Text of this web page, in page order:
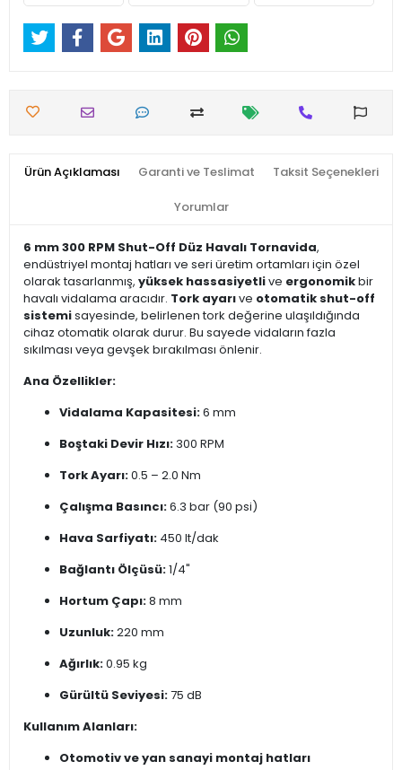
Ürün Açıklaması Garanti ve Teslimat Taksit Seçenekleri
Yorumlar
6 mm 300 RPM Shut-Off Düz Havalı Tornavida,
endüstriyel montaj hatları ve seri üretim ortamları için özel
olarak tasarlanmış, yüksek hassasiyetlive ergonomikbir
havalı vidalama aracıdır. Tork ayarıve otomatik shut-off
sistemisayesinde, belirlenen tork değerine ulaşıldığında
cihaz otomatik olarak durur. Bu sayede vidaların fazla
sıkılması veya gevşek bırakılması önlenir.
Ana Özellikler:
Vidalama Kapasitesi:6 mm
Boştaki Devir Hızı:300 RPM
Tork Ayarı:0.5 – 2.0 Nm
Çalışma Basıncı:6.3 bar (90 psi)
Hava Sarfiyatı: 450 lt/dak
Bağlantı Ölçüsü:1/4"
Hortum Çapı:8 mm
Uzunluk:220 mm
Ağırlık:0.95 kg
Gürültü Seviyesi:75 dB
Kullanım Alanları:
Otomotiv ve yan sanayi montaj hatları